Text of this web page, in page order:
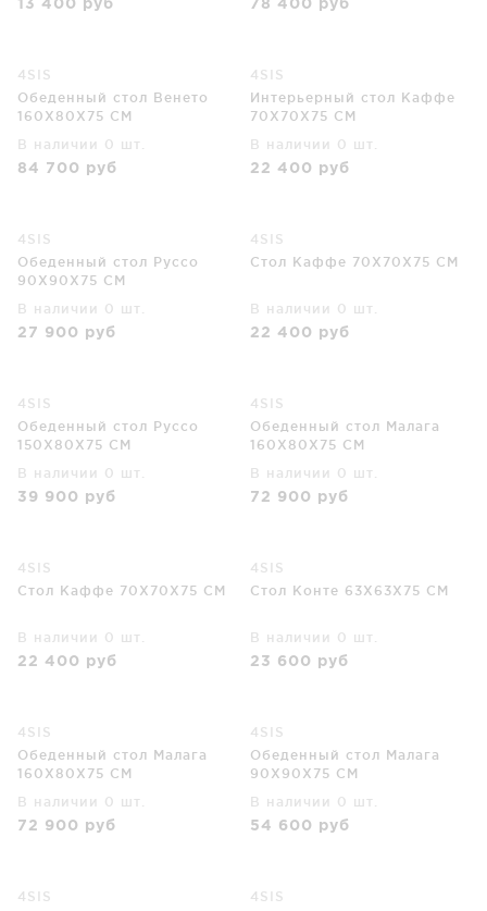
13 400 руб 78 400 руб
4SIS
Обеденный стол Венето
160X80X75 CM
В наличии 0 шт.
84 700 руб
4SIS
Интерьерный стол Каффе
70X70X75 CM
В наличии 0 шт.
22 400 руб
4SIS
Обеденный стол Руссо
90X90X75 CM
В наличии 0 шт.
27 900 руб
4SIS
Стол Каффе 70X70X75 CM
В наличии 0 шт.
22 400 руб
4SIS
Обеденный стол Руссо
150X80X75 CM
В наличии 0 шт.
39 900 руб
4SIS
Обеденный стол Малага
160X80X75 CM
В наличии 0 шт.
72 900 руб
4SIS
Стол Каффе 70X70X75 CM
В наличии 0 шт.
22 400 руб
4SIS
Стол Конте 63X63X75 CM
В наличии 0 шт.
23 600 руб
4SIS
Обеденный стол Малага
160X80X75 CM
В наличии 0 шт.
72 900 руб
4SIS
Обеденный стол Малага
90X90X75 CM
В наличии 0 шт.
54 600 руб
4SIS
4SIS